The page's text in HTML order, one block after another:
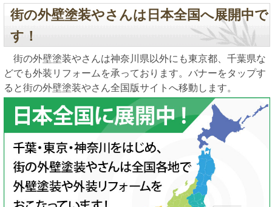
街の外壁塗装やさんは日本全国へ展開中で
す！
街の外壁塗装やさんは神奈川県以外にも東京都、千葉県な
どでも外装リフォームを承っております。バナーをタップす
ると街の外壁塗装やさん全国版サイトへ移動します。